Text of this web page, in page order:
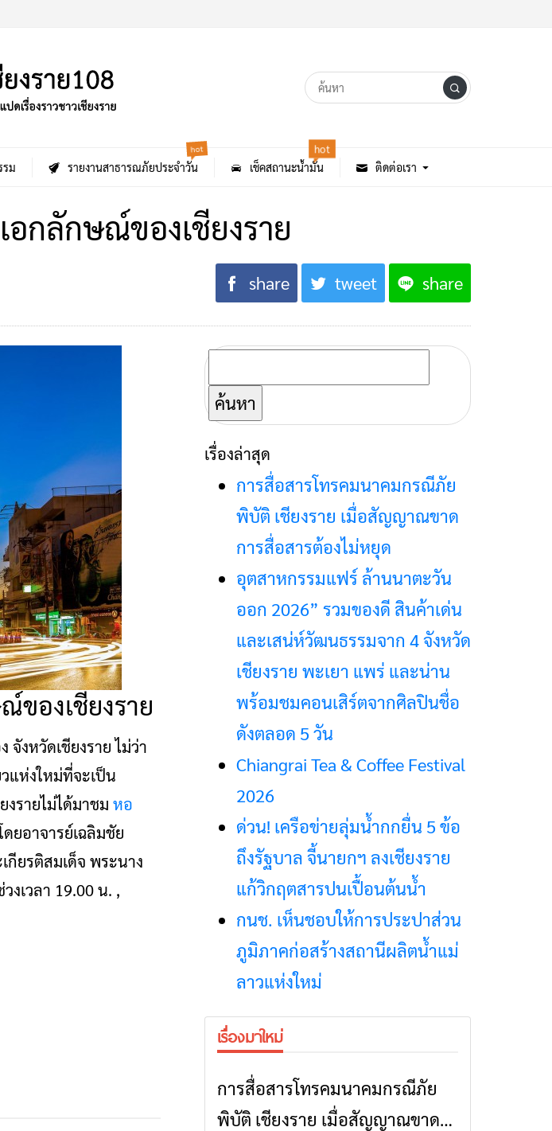
ม รายงานสาธารณภัยประจำวัน
hot
เช็คสถานะน้ำมัน
hot
ติดต่อเรา
อกลักษณ์ของเชียงราย
share tweet share
ของเชียงราย
งหวัดเชียงราย ไม่ว่า
แห่งใหม่ที่จะเป็น
รายไม่ได้มาชม หอ
ยอาจารย์เฉลิมชัย
ยรติสมเด็จ พระนาง
งเวลา 19.00 น. ,
ค้นหา
สำหรับ:
เรื่องล่าสุด
การสื่อสารโทรคมนาคมกรณีภัย
พิบัติ เชียงราย เมื่อสัญญาณขาด
การสื่อสารต้องไม่หยุด
อุตสาหกรรมแฟร์ ล้านนาตะวัน
ออก 2026” รวมของดี สินค้าเด่น
และเสน่ห์วัฒนธรรมจาก 4 จังหวัด
เชียงราย พะเยา แพร่ และน่าน
พร้อมชมคอนเสิร์ตจากศิลปินชื่อ
ดังตลอด 5 วัน
Chiangrai Tea & Coffee Festival
2026
ด่วน! เครือข่ายลุ่มน้ำกกยื่น 5 ข้อ
ถึงรัฐบาล จี้นายกฯ ลงเชียงราย
แก้วิกฤตสารปนเปื้อนต้นน้ำ
กนช. เห็นชอบให้การประปาส่วน
ภูมิภาคก่อสร้างสถานีผลิตน้ำแม่
ลาวแห่งใหม่
เรื่องมาใหม่
ข่าวเชียงราย
การสื่อสารโทรคมนาคมกรณีภัย
พิบัติ เชียงราย เมื่อสัญญาณขาด